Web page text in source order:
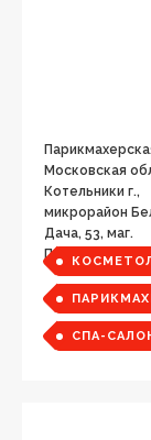
Московская
Котельники г.,
микрорайон
Дача, 53, маг.
Пятерочка
СПА-